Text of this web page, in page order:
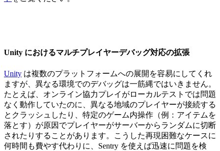
Unity におけるマルチプレイヤーデバッグ対応の拡張
Unity は複数のプラットフォームへの展開を容易にしてくれ
ますが、異なる環境でのデバッグは一筋縄ではいきません。
たとえば、オンライン協力プレイがローカルテストでは問題
なく動作していたのに、異なる地域のプレイヤーが接続する
とクラッシュしたり、特定のゲーム内操作（例：アイテムを
落とす）が原因でプレイヤーがサーバーからランダムに切断
されたりすることがあります。こうした再現困難なケースに
何時間も費やす代わりに、Sentry を使えば迅速に問題を検